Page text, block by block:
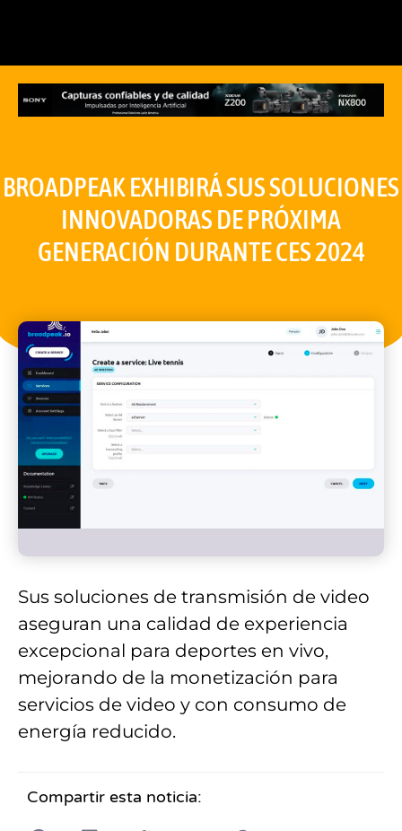
BROADPEAK EXHIBIRÁ SUS SOLUCIONES
INNOVADORAS DE PRÓXIMA
GENERACIÓN DURANTE CES 2024
Sus soluciones de transmisión de video
aseguran una calidad de experiencia
excepcional para deportes en vivo,
mejorando de la monetización para
servicios de video y con consumo de
energía reducido.
Compartir esta noticia: